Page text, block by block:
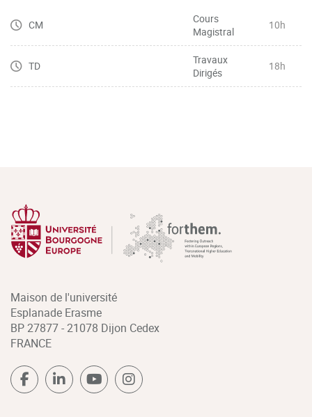
CM
Cours
Magistral
10h
TD
Travaux
Dirigés
18h
Maison de l'université
Esplanade Erasme
BP 27877 - 21078 Dijon Cedex
FRANCE